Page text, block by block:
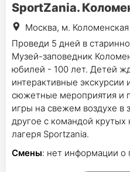
SportZania.
Москва, м. Коломенская
Проведи 5 дней в
Музей-заповедник
юбилей - 100 лет. Детей
интерактивные экскурсии
сюжетные мероприятия и
игры на свежем воздухе в
другое с командой крутых
лагеря Sportzania.
Смены: нет информации о